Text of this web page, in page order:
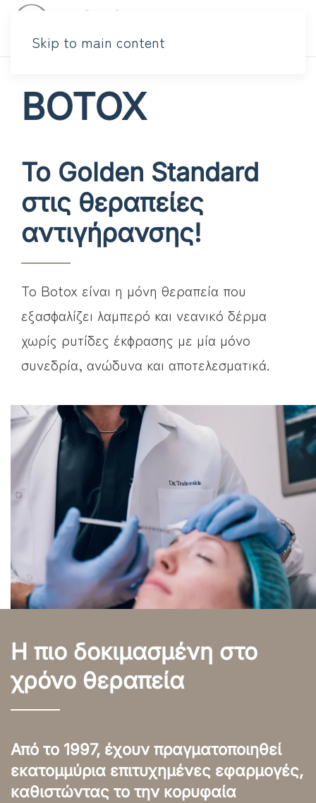
Skip to main content
BOTOX
To Golden Standard
στις θεραπείες
αντιγήρανσης!
Το Botox είναι η μόνη θεραπεία που
εξασφαλίζει λαμπερό και νεανικό δέρμα
χωρίς ρυτίδες έκφρασης με μία μόνο
συνεδρία, ανώδυνα και αποτελεσματικά.
Η πιο δοκιμασμένη στο
χρόνο θεραπεία
Από το 1997, έχουν πραγματοποιηθεί
εκατομμύρια επιτυχημένες εφαρμογές,
καθιστώντας το την κορυφαία